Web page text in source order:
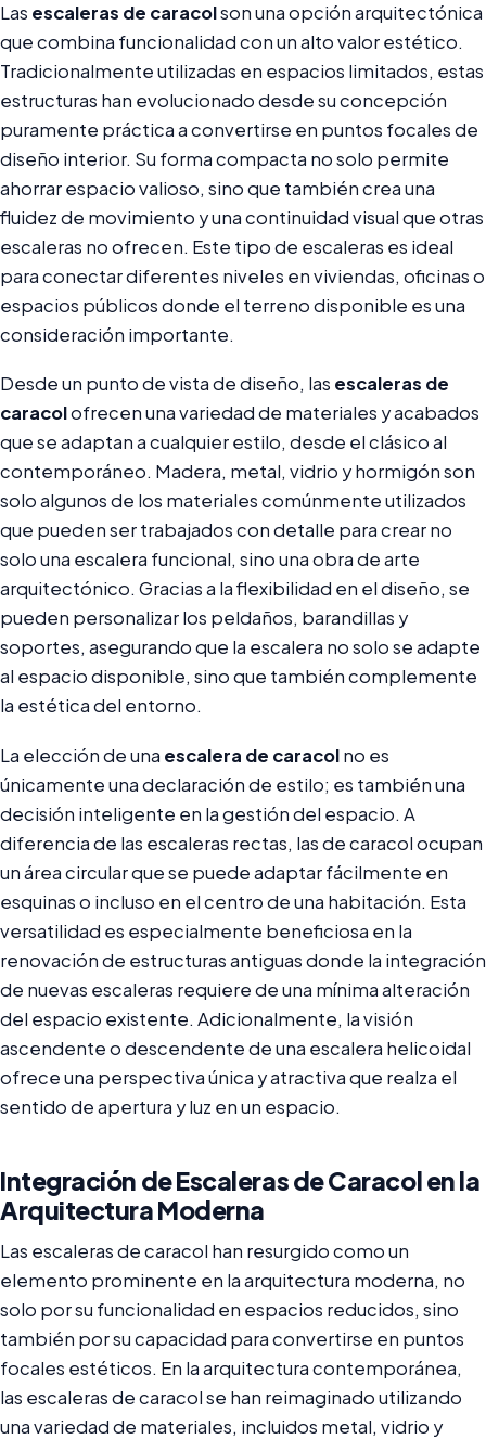
Las escaleras de caracolson una opción arquitectónica
que combina funcionalidad con un alto valor estético.
Tradicionalmente utilizadas en espacios limitados, estas
estructuras han evolucionado desde su concepción
puramente práctica a convertirse en puntos focales de
diseño interior. Su forma compacta no solo permite
ahorrar espacio valioso, sino que también crea una
fluidez de movimiento y una continuidad visual que otras
escaleras no ofrecen. Este tipo de escaleras es ideal
para conectar diferentes niveles en viviendas, oficinas o
espacios públicos donde el terreno disponible es una
consideración importante.
Desde un punto de vista de diseño, las escaleras de
caracolofrecen una variedad de materiales y acabados
que se adaptan a cualquier estilo, desde el clásico al
contemporáneo. Madera, metal, vidrio y hormigón son
solo algunos de los materiales comúnmente utilizados
que pueden ser trabajados con detalle para crear no
solo una escalera funcional, sino una obra de arte
arquitectónico. Gracias a la flexibilidad en el diseño, se
pueden personalizar los peldaños, barandillas y
soportes, asegurando que la escalera no solo se adapte
al espacio disponible, sino que también complemente
la estética del entorno.
La elección de una escalera de caracolno es
únicamente una declaración de estilo; es también una
decisión inteligente en la gestión del espacio. A
diferencia de las escaleras rectas, las de caracol ocupan
un área circular que se puede adaptar fácilmente en
esquinas o incluso en el centro de una habitación. Esta
versatilidad es especialmente beneficiosa en la
renovación de estructuras antiguas donde la integración
de nuevas escaleras requiere de una mínima alteración
del espacio existente. Adicionalmente, la visión
ascendente o descendente de una escalera helicoidal
ofrece una perspectiva única y atractiva que realza el
sentido de apertura y luz en un espacio.
Integración de Escaleras de Caracol en la
Arquitectura Moderna
Las escaleras de caracol han resurgido como un
elemento prominente en la arquitectura moderna, no
solo por su funcionalidad en espacios reducidos, sino
también por su capacidad para convertirse en puntos
focales estéticos. En la arquitectura contemporánea,
las escaleras de caracol se han reimaginado utilizando
una variedad de materiales, incluidos metal, vidrio y